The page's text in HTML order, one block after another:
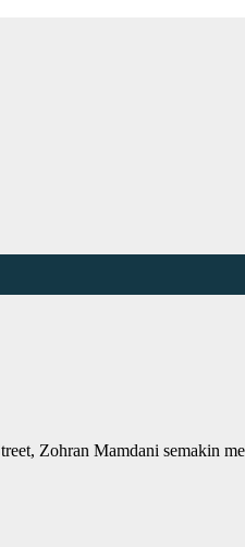
Zohran Mamdani semakin